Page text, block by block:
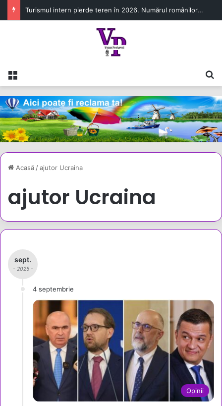
Turismul intern pierde teren în 2026. Numărul românilor cazați în unitățile turistice a scăzut cu 6,8% în primul semestru
Meniu
Acasă/ajutor Ucraina
ajutor Ucraina
sept.
- 2025 -
4 septembrie
Opinii